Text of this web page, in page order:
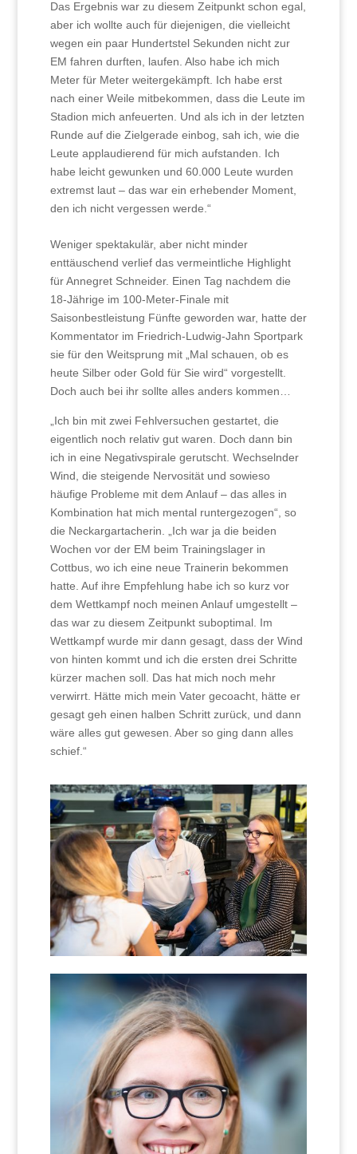
Das Ergebnis war zu diesem Zeitpunkt schon egal,
aber ich wollte auch für diejenigen, die vielleicht
wegen ein paar Hundertstel Sekunden nicht zur
EM fahren durften, laufen. Also habe ich mich
Meter für Meter weitergekämpft. Ich habe erst
nach einer Weile mitbekommen, dass die Leute im
Stadion mich anfeuerten. Und als ich in der letzten
Runde auf die Zielgerade einbog, sah ich, wie die
Leute applaudierend für mich aufstanden. Ich
habe leicht gewunken und 60.000 Leute wurden
extremst laut – das war ein erhebender Moment,
den ich nicht vergessen werde.“
Weniger spektakulär, aber nicht minder
enttäuschend verlief das vermeintliche Highlight
für Annegret Schneider. Einen Tag nachdem die
18-Jährige im 100-Meter-Finale mit
Saisonbestleistung Fünfte geworden war, hatte der
Kommentator im Friedrich-Ludwig-Jahn Sportpark
sie für den Weitsprung mit „Mal schauen, ob es
heute Silber oder Gold für Sie wird“ vorgestellt.
Doch auch bei ihr sollte alles anders kommen…
„Ich bin mit zwei Fehlversuchen gestartet, die
eigentlich noch relativ gut waren. Doch dann bin
ich in eine Negativspirale gerutscht. Wechselnder
Wind, die steigende Nervosität und sowieso
häufige Probleme mit dem Anlauf – das alles in
Kombination hat mich mental runtergezogen“, so
die Neckargartacherin. „Ich war ja die beiden
Wochen vor der EM beim Trainingslager in
Cottbus, wo ich eine neue Trainerin bekommen
hatte. Auf ihre Empfehlung habe ich so kurz vor
dem Wettkampf noch meinen Anlauf umgestellt –
das war zu diesem Zeitpunkt suboptimal. Im
Wettkampf wurde mir dann gesagt, dass der Wind
von hinten kommt und ich die ersten drei Schritte
kürzer machen soll. Das hat mich noch mehr
verwirrt. Hätte mich mein Vater gecoacht, hätte er
gesagt geh einen halben Schritt zurück, und dann
wäre alles gut gewesen. Aber so ging dann alles
schief.“